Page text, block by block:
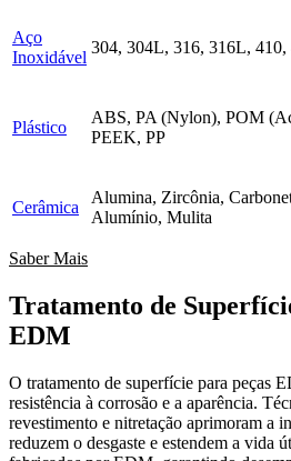
Aço
Inoxidável
304, 304L, 316, 316L, 410,
Plástico
ABS, PA (Nylon), POM
PEEK, PP
Cerâmica
Alumina, Zircônia,
Alumínio, Mulita
Saber Mais
Tratamento de
EDM
O tratamento de superfície para peças
resistência à corrosão e a aparência.
revestimento e nitretação aprimoram a
reduzem o desgaste e estendem a vida